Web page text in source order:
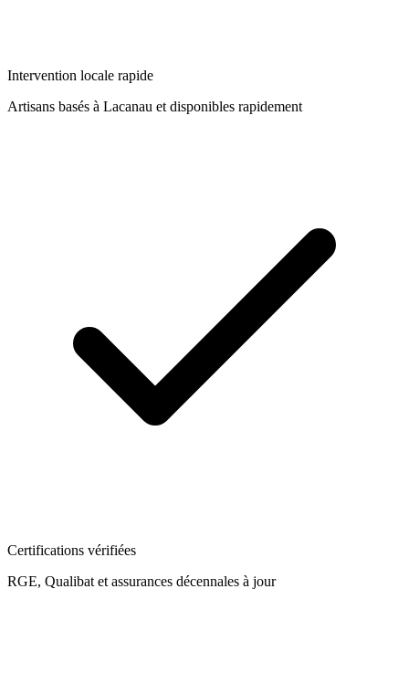
Intervention locale rapide
Artisans basés à Lacanau et disponibles rapidement
Certifications vérifiées
RGE, Qualibat et assurances décennales à jour